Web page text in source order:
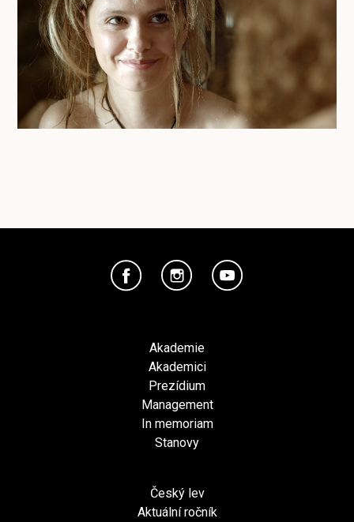
Akademie
Akademici
Prezídium
Management
In memoriam
Stanovy
Český lev
Aktuální ročník